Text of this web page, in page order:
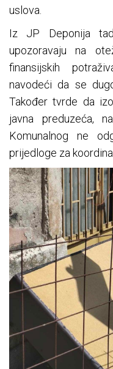
uslova.
Iz JP Deponija
upozoravaju na
finansijskih
navodeći da se
Također tvrde da
javna preduzeća,
Komunalnog ne
prijedloge za